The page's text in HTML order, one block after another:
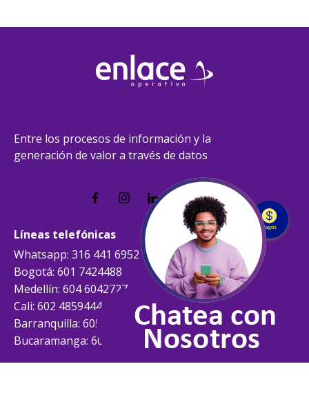
Entre los procesos de información y la
generación de valor a través de datos
Líneas telefónicas
Whatsapp: 316 441 6952
Bogotá: 601 7424488
Medellín: 604 6042727
Cali: 602 4859444
Barranquilla: 605 3852444
Bucaramanga: 607 6978727